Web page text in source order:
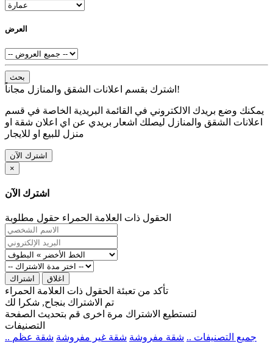
العرض
بحث
اشترك بقسم اعلانات الشقق والمنازل مجاناً!
يمكنك وضع بريدك الالكتروني في القائمة البريدية الخاصة في قسم
اعلانات الشقق والمنازل ليصلك اشعار بريدي عن اي اعلان شقة او
منزل للبيع او للايجار
اشترك الآن
×
اشترك الآن
الحقول ذات العلامة الحمراء حقول مطلوبة
اشتراك اغلاق
تأكد من تعبئة الحقول ذات العلامة الحمراء
تم الاشتراك بنجاح, شكرا لك
لتستطيع الاشتراك مرة اخرى قم بتحديث الصفحة
التصنيفات
.. جميع التصنيفات .. شقة مفروشة شقة غير مفروشة شقة عظم